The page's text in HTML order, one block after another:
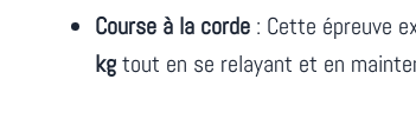
Course à la corde : Cette épreuve
kgtout en se relayant et en